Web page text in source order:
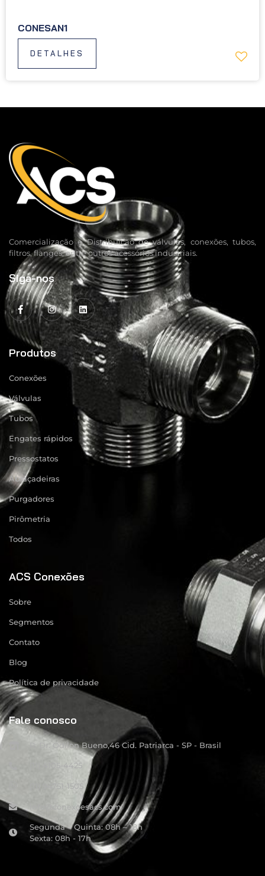
CONESAN1
DETALHES
Comercialização e Distribuição de válvulas, conexões, tubos,
filtros, flanges, entre outros acessórios industriais.
Siga-nos
Produtos
Conexões
Válvulas
Tubos
Engates rápidos
Pressostatos
Abraçadeiras
Purgadores
Pirômetria
Todos
ACS Conexões
Sobre
Segmentos
Contato
Blog
Política de privacidade
Fale conosco
R: Dr. Odilon Bueno,46 Cid. Patriarca - SP - Brasil
(11) 4105-4425
(11) 94751-1505
info@conexoesacs.com
Segunda – Quinta: 08h – 18h
Sexta: 08h - 17h